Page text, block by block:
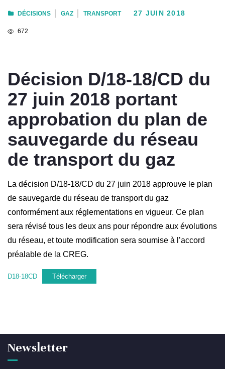
DÉCISIONS GAZ TRANSPORT 27 JUIN 2018
672
Décision D/18-18/CD du
27 juin 2018 portant
approbation du plan de
sauvegarde du réseau
de transport du gaz
La décision D/18-18/CD du 27 juin 2018 approuve le plan
de sauvegarde du réseau de transport du gaz
conformément aux réglementations en vigueur. Ce plan
sera révisé tous les deux ans pour répondre aux évolutions
du réseau, et toute modification sera soumise à l’accord
préalable de la CREG.
D18-18CD Télécharger
Newsletter